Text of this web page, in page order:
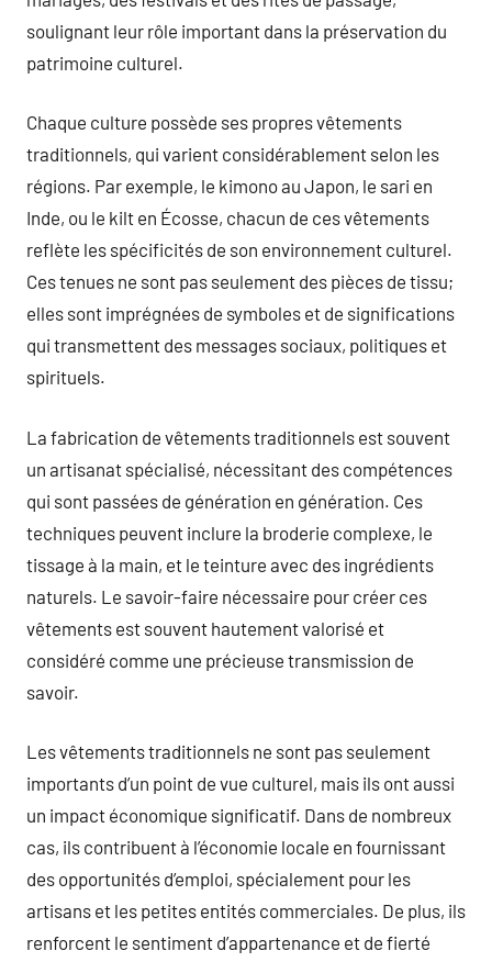
soulignant leur rôle important dans la préservation du
patrimoine culturel.
Chaque culture possède ses propres vêtements
traditionnels, qui varient considérablement selon les
régions. Par exemple, le kimono au Japon, le sari en
Inde, ou le kilt en Écosse, chacun de ces vêtements
reflète les spécificités de son environnement culturel.
Ces tenues ne sont pas seulement des pièces de tissu;
elles sont imprégnées de symboles et de significations
qui transmettent des messages sociaux, politiques et
spirituels.
La fabrication de vêtements traditionnels est souvent
un artisanat spécialisé, nécessitant des compétences
qui sont passées de génération en génération. Ces
techniques peuvent inclure la broderie complexe, le
tissage à la main, et le teinture avec des ingrédients
naturels. Le savoir-faire nécessaire pour créer ces
vêtements est souvent hautement valorisé et
considéré comme une précieuse transmission de
savoir.
Les vêtements traditionnels ne sont pas seulement
importants d’un point de vue culturel, mais ils ont aussi
un impact économique significatif. Dans de nombreux
cas, ils contribuent à l’économie locale en fournissant
des opportunités d’emploi, spécialement pour les
artisans et les petites entités commerciales. De plus, ils
renforcent le sentiment d’appartenance et de fierté